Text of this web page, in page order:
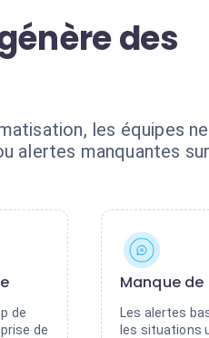
des
les équipes
alertes manquantes
de
de
Manque
Les alertes
les situations